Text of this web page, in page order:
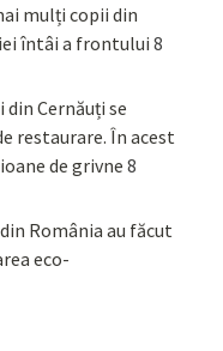
mulți copii din
întâi a frontului 8
Cernăuți se
restaurare. În acest
de grivne 8
România au făcut
eco-